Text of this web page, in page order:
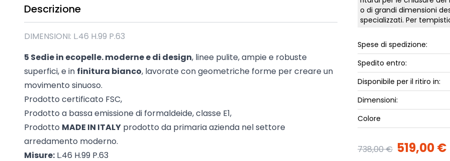
Mobili sala moderna Piccione
Collezione Beta 2.0
Collezione Mango
Luna Top
Armadi e
Letti
Letto,
Camere
Descrizione
DIMENSIONI: L.46 H.99 P.63
5 Sedie in ecopelle. moderne e di design, linee pulite, ampie e robuste
superfici, e in finitura bianco, lavorate con geometriche forme per creare un
movimento sinuoso.
Prodotto certificato FSC,
Prodotto a bassa emissione di formaldeide, classe E1,
Prodotto MADE IN ITALY prodotto da primaria azienda nel settore
arredamento moderno.
Misure: L.46 H.99 P.63
o di grandi dimensioni
specializzati. Per
Spese di spedizione:
Spedito entro:
Disponibile per il ritiro in:
Dimensioni:
Colore
738,00 € 519,00 €